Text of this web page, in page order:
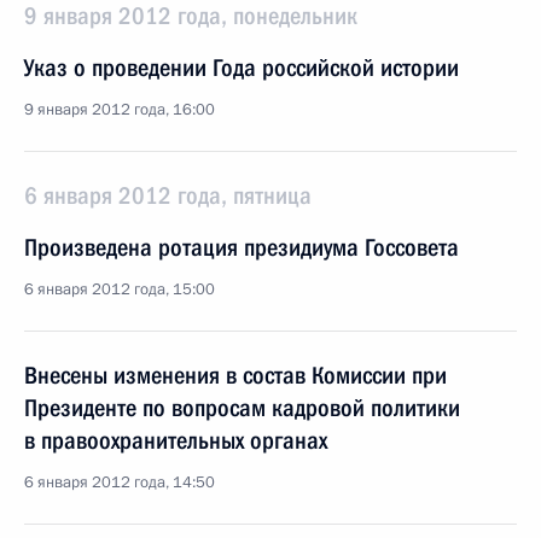
9 января 2012 года, понедельник
Указ о проведении Года российской истории
9 января 2012 года, 16:00
6 января 2012 года, пятница
Произведена ротация президиума Госсовета
6 января 2012 года, 15:00
Внесены изменения в состав Комиссии при
Президенте по вопросам кадровой политики
в правоохранительных органах
6 января 2012 года, 14:50